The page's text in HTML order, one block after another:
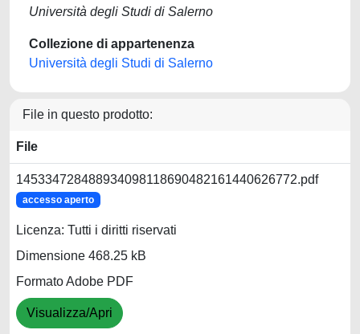
Università degli Studi di Salerno
Collezione di appartenenza
Università degli Studi di Salerno
File in questo prodotto:
File
145334728488934098118690482161440626772.pdf
accesso aperto
Licenza: Tutti i diritti riservati
Dimensione 468.25 kB
Formato Adobe PDF
Visualizza/Apri